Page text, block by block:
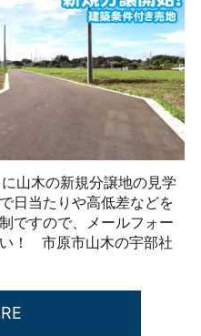
山木の新規分譲地の見学
日当たりや高低差などを
ですので、メールフォー
！ 市原市山木の宇部社